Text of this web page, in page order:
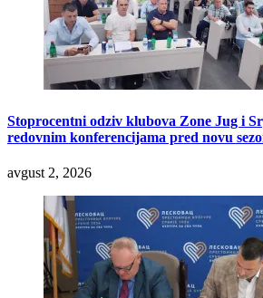
Stoprocentni odziv klubova Zone Jug i
redovnim konferencijama pred novu
avgust 2, 2026